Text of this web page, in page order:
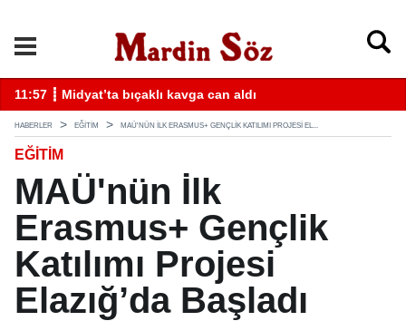
11:57 ┋ Midyat’ta bıçaklı kavga can aldı
HABERLER EĞİTİM MAÜ'NÜN İLK ERASMUS+ GENÇLIK KATILIMI PROJESI EL...
EĞİTİM
MAÜ'nün İlk
Erasmus+ Gençlik
Katılımı Projesi
Elazığ’da Başladı